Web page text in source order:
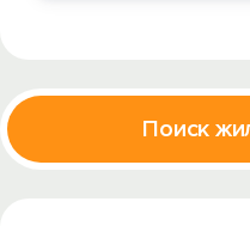
Поиск